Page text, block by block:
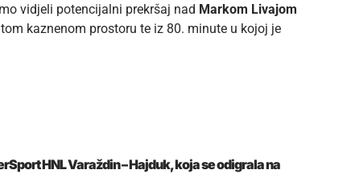
vidjeli potencijalni prekršaj nad Markom Livajom
kaznenom prostoru te iz 80. minute u kojoj je
HNL Varaždin – Hajduk, koja se odigrala na